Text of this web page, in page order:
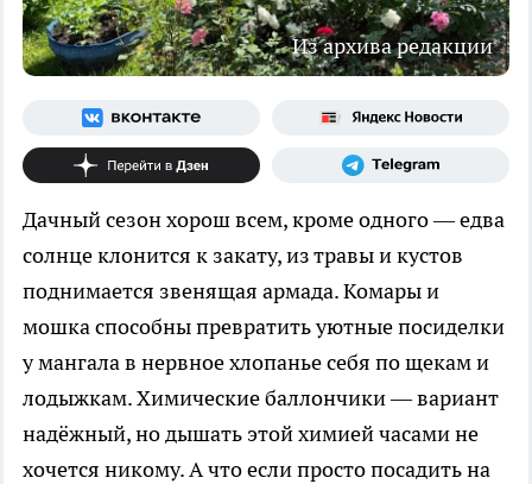
Из архива редакции
Дачный сезон хорош всем, кроме одного — едва
солнце клонится к закату, из травы и кустов
поднимается звенящая армада. Комары и
мошка способны превратить уютные посиделки
у мангала в нервное хлопанье себя по щекам и
лодыжкам. Химические баллончики — вариант
надёжный, но дышать этой химией часами не
хочется никому. А что если просто посадить на